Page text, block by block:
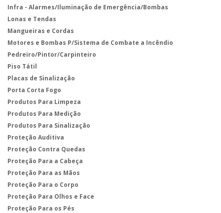
Infra - Alarmes/Iluminação de Emergência/Bombas
Lonas e Tendas
Mangueiras e Cordas
Motores e Bombas P/Sistema de Combate a Incêndio
Pedreiro/Pintor/Carpinteiro
Piso Tátil
Placas de Sinalização
Porta Corta Fogo
Produtos Para Limpeza
Produtos Para Medição
Produtos Para Sinalização
Proteção Auditiva
Proteção Contra Quedas
Proteção Para a Cabeça
Proteção Para as Mãos
Proteção Para o Corpo
Proteção Para Olhos e Face
Proteção Para os Pés